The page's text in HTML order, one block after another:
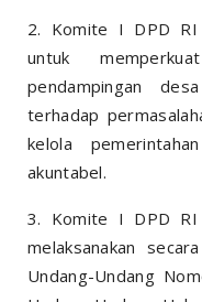
2. Komite I DPD RI
untuk
pendampingan
terhadap
kelola
akuntabel.
3. Komite I DPD RI
melaksanakan
Undang-Undang